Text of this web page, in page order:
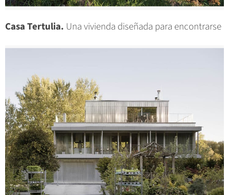
Casa Tertulia. Una vivienda diseñada para encontrarse